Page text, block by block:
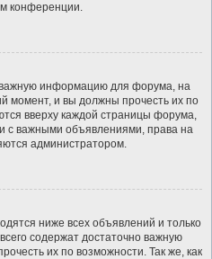
конференции.
информацию для форума, на
момент, и вы должны прочесть их по
вверху каждой страницы форума,
с важными объявлениями, права на
администратором.
ниже всех объявлений и только
содержат достаточно важную
их по возможности. Так же, как